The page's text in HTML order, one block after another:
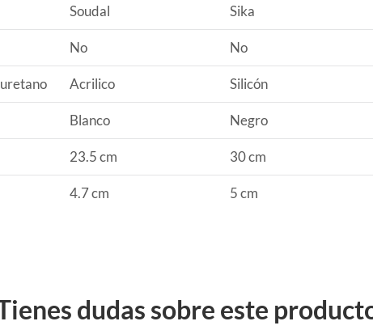
Soudal Sika
No No
Acrilico Silicón
Blanco Negro
23.5 cm 30 cm
4.7 cm 5 cm
dudas sobre este